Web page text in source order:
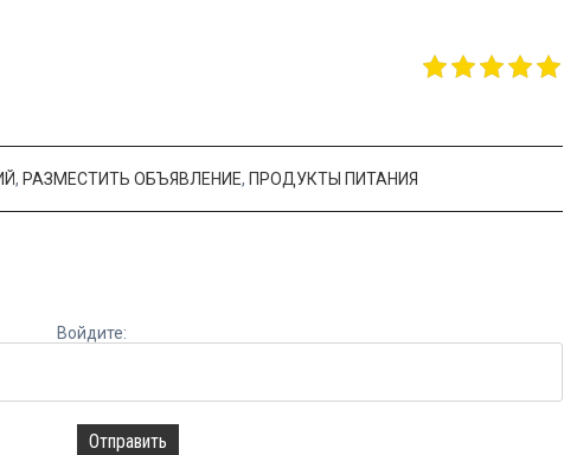
, РАЗМЕСТИТЬ ОБЪЯВЛЕНИЕ, ПРОДУКТЫ ПИТАНИЯ
Войдите:
Отправить